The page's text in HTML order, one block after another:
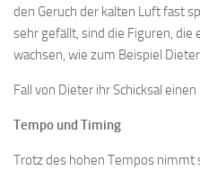
den Geruch der kalten Luft fast
sehr gefällt, sind die Figuren, die
wachsen, wie zum Beispiel
Fall von Dieter ihr Schicksal
Tempo und Timing
Trotz des hohen Tempos nimmt